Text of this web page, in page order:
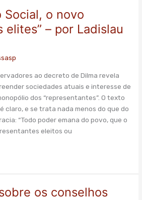
Social, o novo
elites” – por Ladislau
ao decreto de Dilma revela
sociedades atuais e interesse de
dos “representantes”. O texto
claro, e se trata nada menos do que do
“Todo poder emana do povo, que o
eleitos ou
os conselhos